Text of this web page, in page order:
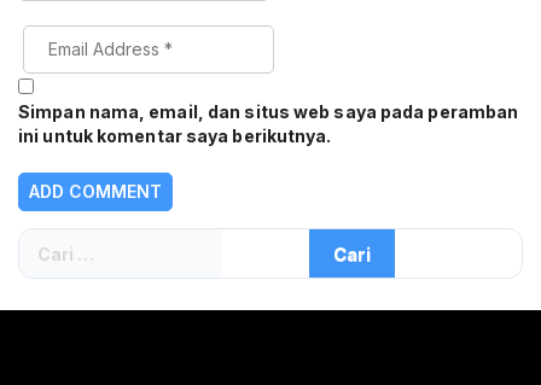
Simpan nama, email, dan situs web saya pada peramban
ini untuk komentar saya berikutnya.
Cari
untuk: